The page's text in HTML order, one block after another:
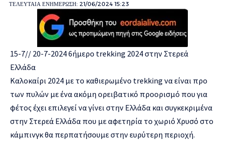
ΤΕΛΕΥΤΑΙΑ ΕΝΗΜΕΡΩΣΗ: 21/06/2024 15:23
15-7// 20-7-2024 6ήμερο trekking 2024 στην Στερεά
Ελλάδα
Καλοκαίρι 2024 με το καθιερωμένο trekking να είναι προ
των πυλών με ένα ακόμη ορειβατικό προορισμό που για
φέτος έχει επιλεγεί να γίνει στην Ελλάδα και συγκεκριμένα
στην Στερεά Ελλάδα που με αφετηρία το χωριό Χρυσό στο
κάμπινγκ θα περπατήσουμε στην ευρύτερη περιοχή.